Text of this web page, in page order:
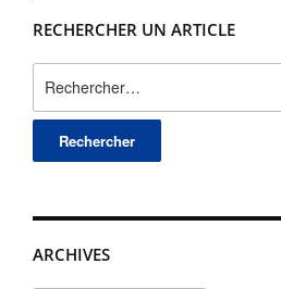
RECHERCHER UN ARTICLE
ARCHIVES